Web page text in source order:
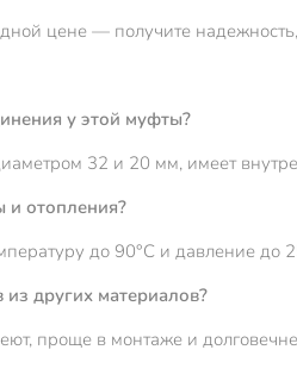
цене — получите
у этой муфты?
32 и 20 мм, имеет
и отопления?
до 90°C и давление до
других материалов?
проще в монтаже и